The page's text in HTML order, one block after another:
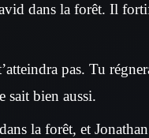
dans la forêt. Il
pas. Tu
sait bien aussi.
la forêt, et Jonathan